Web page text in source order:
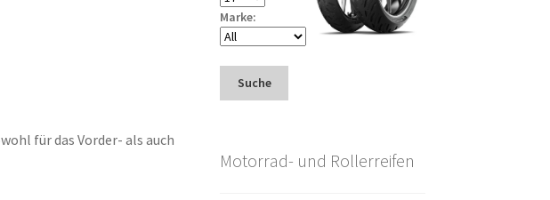
für das Vorder- als auch
Marke:
Suche
Motorrad- und Rollerreifen